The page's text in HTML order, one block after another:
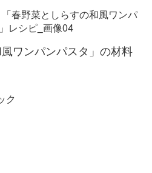
風ワンパンパスタ」の材料
ク